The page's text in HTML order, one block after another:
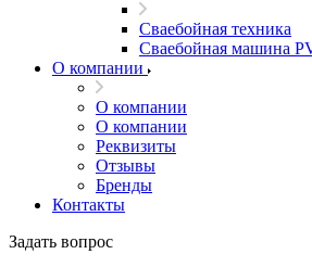
Сваебойная техника
Сваебойная машина
О компании
О компании
О компании
Реквизиты
Отзывы
Бренды
Контакты
Задать вопрос